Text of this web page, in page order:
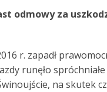
odmowy za
r. zapadł
runęło
na skutek